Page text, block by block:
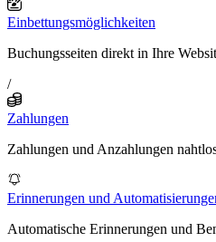
Einbettungsmöglichkeiten
Buchungsseiten direkt in Ihre
/
Zahlungen
Zahlungen und Anzahlungen
Erinnerungen und
Automatische Erinnerungen und